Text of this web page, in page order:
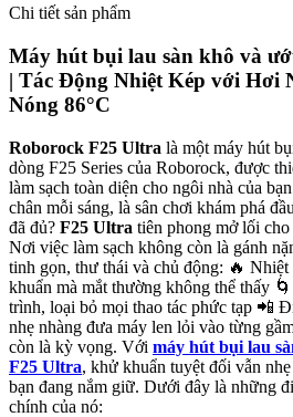
Chi tiết sản phẩm
Máy hút bụi lau sàn khô và
| Tác Động Nhiệt Kép với Hơi
Nóng 86°C
Roborock F25 Ultra là một máy hút
dòng F25 Series của Roborock, được
làm sạch toàn diện cho ngôi nhà của
chân mỗi sáng, là sân chơi khám phá
đã đủ? F25 Ultra tiên phong mở lối
Nơi việc làm sạch không còn là gánh
tinh gọn, thư thái và chủ động: 🔥 Nhiệt
khuẩn mà mắt thường không thể thấy
trình, loại bỏ mọi thao tác phức tạp 📲
nhẹ nhàng đưa máy len lỏi vào từng
còn là kỳ vọng. Với máy hút bụi lau
F25 Ultra, khử khuẩn tuyệt đối vẫn
bạn đang nắm giữ. Dưới đây là những
chính của nó: